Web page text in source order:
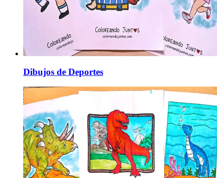
Dibujos de Deportes